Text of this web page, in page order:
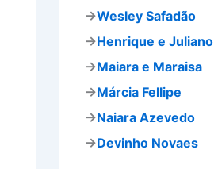
→Wesley Safadão
→Henrique e Juliano
→Maiara e Maraisa
→Márcia Fellipe
→Naiara Azevedo
→Devinho Novaes